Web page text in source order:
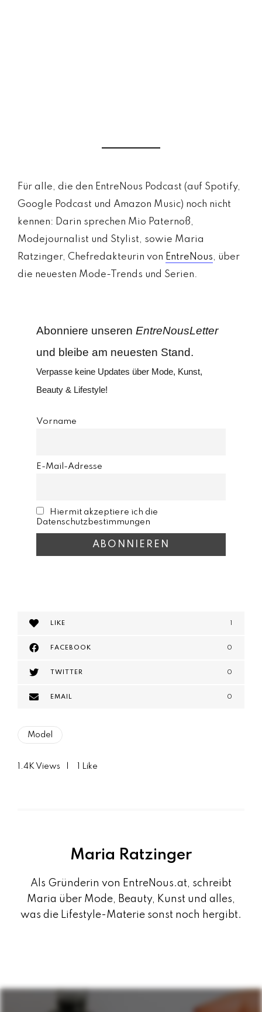
Für alle, die den EntreNous Podcast (auf Spotify,
Google Podcast und Amazon Music) noch nicht
kennen: Darin sprechen Mio Paternoß,
Modejournalist und Stylist, sowie Maria
Ratzinger, Chefredakteurin von EntreNous, über
die neuesten Mode-Trends und Serien.
Abonniere unseren EntreNousLetter
und bleibe am neuesten Stand.
Verpasse keine Updates über Mode, Kunst,
Beauty & Lifestyle!
Vorname
E-Mail-Adresse
Hiermit akzeptiere ich die
Datenschutzbestimmungen
LIKE 1
FACEBOOK 0
TWITTER 0
EMAIL 0
Model
1.4K Views Like
Maria Ratzinger
Als Gründerin von EntreNous.at, schreibt
Maria über Mode, Beauty, Kunst und alles,
was die Lifestyle-Materie sonst noch hergibt.